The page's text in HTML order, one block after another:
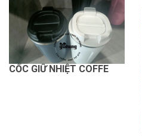
CỐC GIỮ NHIỆT COFFE